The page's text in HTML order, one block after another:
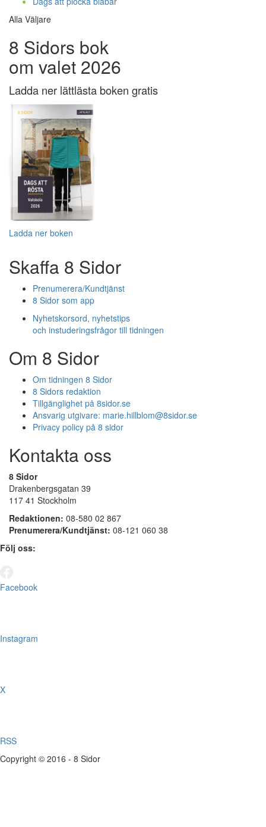
Alla Väljare
8 Sidors bok
om valet 2026
Ladda ner lättlästa boken gratis
Ladda ner boken
Skaffa 8 Sidor
Prenumerera/Kundtjänst
8 Sidor som app
Nyhetskorsord, nyhetstips
och instuderingsfrågor till tidningen
Om 8 Sidor
Om tidningen 8 Sidor
8 Sidors redaktion
Tillgänglighet på 8sidor.se
Ansvarig utgivare: marie.hillblom@8sidor.se
Privacy policy på 8 sidor
Kontakta oss
8 Sidor
Drakenbergsgatan 39
117 41 Stockholm
Redaktionen: 08-580 02 867
Prenumerera/Kundtjänst: 08-121 060 38
Följ oss:
Facebook
Instagram
X
RSS
Copyright © 2016 - 8 Sidor